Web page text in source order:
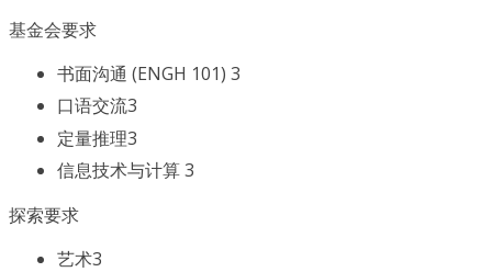
基金会要求
书面沟通 (ENGH 101) 3
口语交流3
定量推理3
信息技术与计算 3
探索要求
艺术3